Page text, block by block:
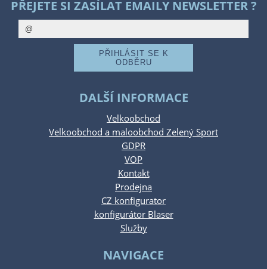
PŘEJETE SI ZASÍLAT EMAILY NEWSLETTER ?
DALŠÍ INFORMACE
Velkoobchod
Velkoobchod a maloobchod Zelený Sport
GDPR
VOP
Kontakt
Prodejna
CZ konfigurator
konfigurátor Blaser
Služby
NAVIGACE